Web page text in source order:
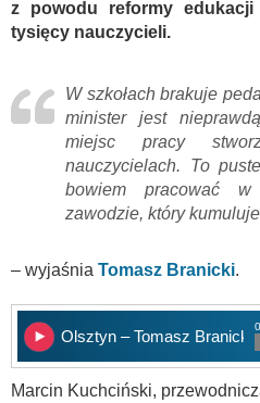
z powodu reformy edukacji
tysięcy nauczycieli.
W szkołach brakuje
minister jest
miejsc pracy
nauczycielach. To
bowiem pracować
zawodzie, który
– wyjaśnia Tomasz Branicki.
Olsztyn – Tomasz Branicki
Marcin Kuchciński,